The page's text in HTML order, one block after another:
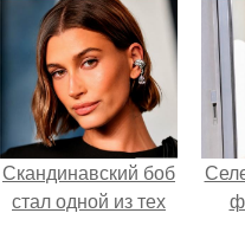
Скандинавский боб
стал одной из тех